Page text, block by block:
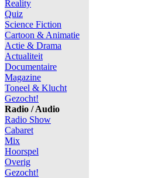
Reality
Quiz
Science Fiction
Cartoon & Animatie
Actie & Drama
Actualiteit
Documentaire
Magazine
Toneel & Klucht
Gezocht!
Radio / Audio
Radio Show
Cabaret
Mix
Hoorspel
Overig
Gezocht!